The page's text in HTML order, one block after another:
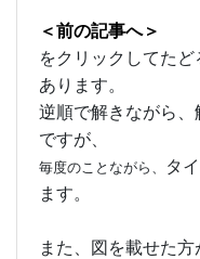
＜前の記事へ＞
をクリックしてた
あります。
逆順で解きながら
ですが、
毎度のことながら、
タ
ます。
また、図を載せた